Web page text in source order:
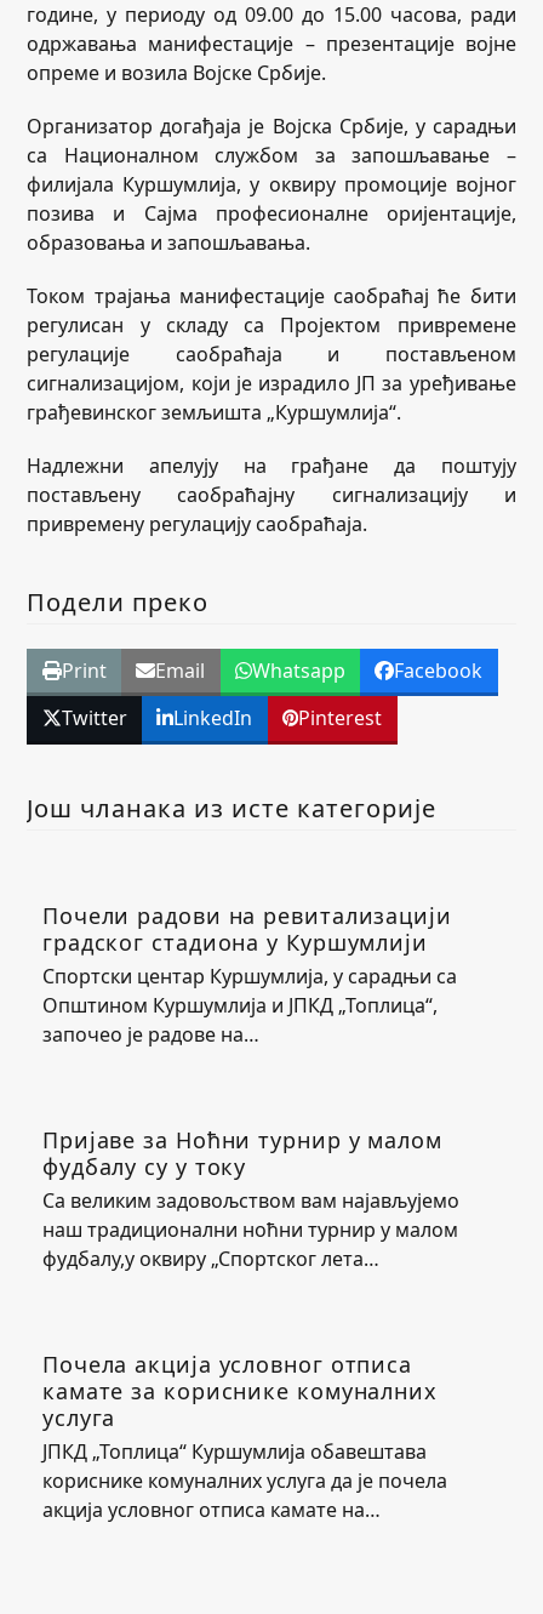
године, у периоду од 09.00 до 15.00 часова, ради
одржавања манифестације – презентације војне
опреме и возила Војске Србије.
Организатор догађаја је Војска Србије, у сарадњи
са Националном службом за запошљавање –
филијала Куршумлија, у оквиру промоције војног
позива и Сајма професионалне оријентације,
образовања и запошљавања.
Током трајања манифестације саобраћај ће бити
регулисан у складу са Пројектом привремене
регулације саобраћаја и постављеном
сигнализацијом, који је израдило ЈП за уређивање
грађевинског земљишта „Куршумлија“.
Надлежни апелују на грађане да поштују
постављену саобраћајну сигнализацију и
привремену регулацију саобраћаја.
Подели преко
Print Email Whatsapp
Facebook
Twitter
LinkedIn Pinterest
Још чланака из исте категорије
Почели радови на ревитализацији
градског стадиона у Куршумлији
Спортски центар Куршумлија, у сарадњи са
Општином Куршумлија и ЈПКД „Топлица“,
започео је радове на…
Пријаве за Ноћни турнир у малом
фудбалу су у току
Са великим задовољством вам најављујемо
наш традиционални ноћни турнир у малом
фудбалу,у оквиру „Спортског лета…
Почела акција условног отписа
камате за кориснике комуналних
услуга
ЈПКД „Топлица“ Куршумлија обавештава
кориснике комуналних услуга да је почела
акција условног отписа камате на…